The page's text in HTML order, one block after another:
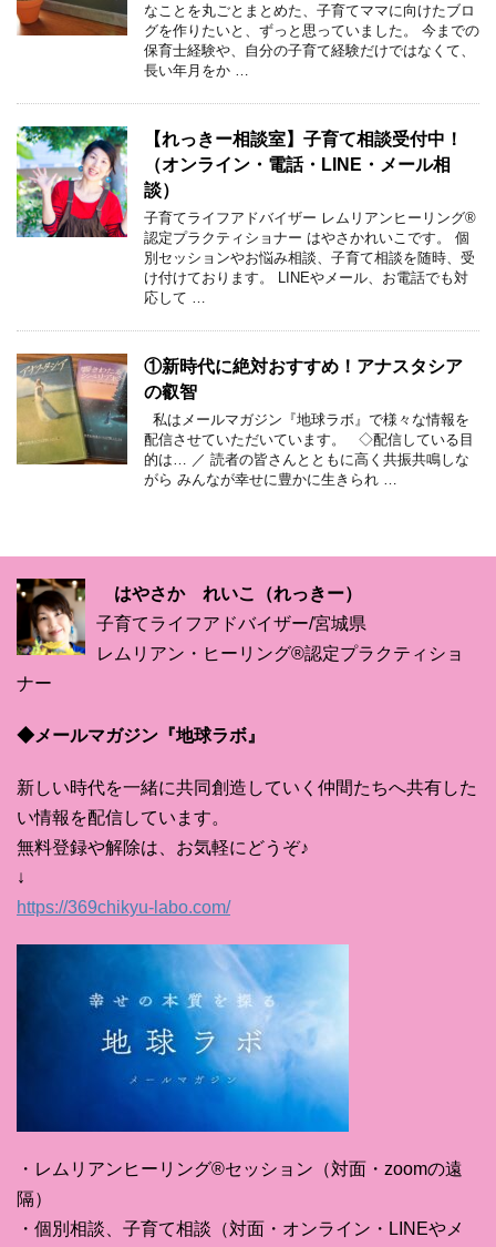
なことを丸ごとまとめた、子育てママに向けたブロ
グを作りたいと、ずっと思っていました。 今までの
保育士経験や、自分の子育て経験だけではなくて、
長い年月をか …
【れっきー相談室】子育て相談受付中！
（オンライン・電話・LINE・メール相
談）
子育てライフアドバイザー レムリアンヒーリング®︎
認定プラクティショナー はやさかれいこです。 個
別セッションやお悩み相談、子育て相談を随時、受
け付けております。 LINEやメール、お電話でも対
応して …
①新時代に絶対おすすめ！アナスタシア
の叡智
私はメールマガジン『地球ラボ』で様々な情報を
配信させていただいています。 ◇配信している目
的は… ／ 読者の皆さんとともに高く共振共鳴しな
がら みんなが幸せに豊かに生きられ …
はやさか れいこ（れっきー）
子育てライフアドバイザー/宮城県
レムリアン・ヒーリング®認定プラクティショ
ナー
◆メールマガジン『地球ラボ』
新しい時代を一緒に共同創造していく仲間たちへ共有した
い情報を配信しています。
無料登録や解除は、お気軽にどうぞ♪
↓
https://369chikyu-labo.com/
・レムリアンヒーリング®セッション（対面・zoomの遠
隔）
・個別相談、子育て相談（対面・オンライン・LINEやメ